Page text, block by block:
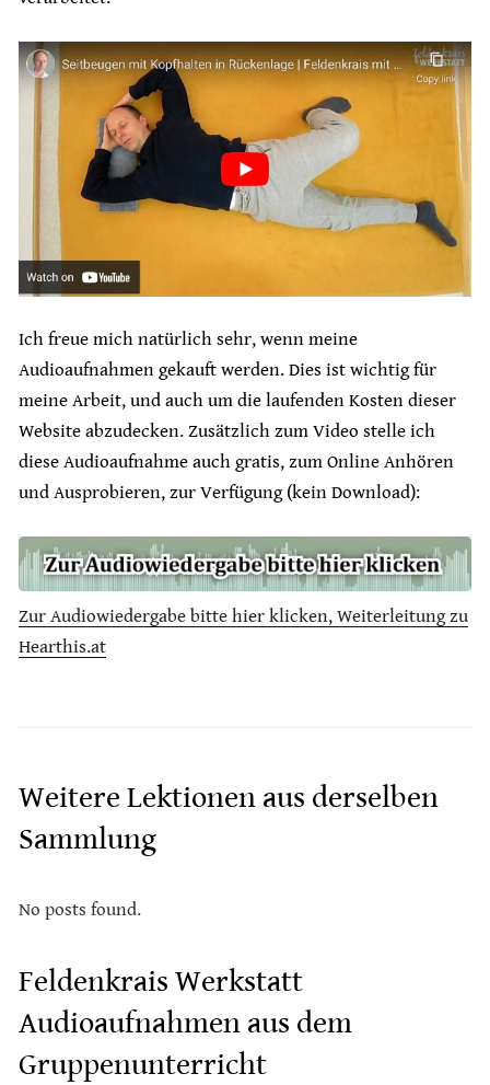
Ich freue mich natürlich sehr, wenn meine
Audioaufnahmen gekauft werden. Dies ist wichtig für
meine Arbeit, und auch um die laufenden Kosten dieser
Website abzudecken. Zusätzlich zum Video stelle ich
diese Audioaufnahme auch gratis, zum Online Anhören
und Ausprobieren, zur Verfügung (kein Download):
Zur Audiowiedergabe bitte hier klicken, Weiterleitung zu
Hearthis.at
Weitere Lektionen aus derselben
Sammlung
No posts found.
Feldenkrais Werkstatt
Audioaufnahmen aus dem
Gruppenunterricht